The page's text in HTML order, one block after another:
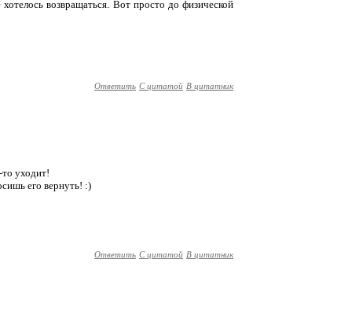
возвращаться. Вот просто до физической
Ответить С цитатой В цитатник
уходит!
его вернуть! :)
Ответить С цитатой В цитатник